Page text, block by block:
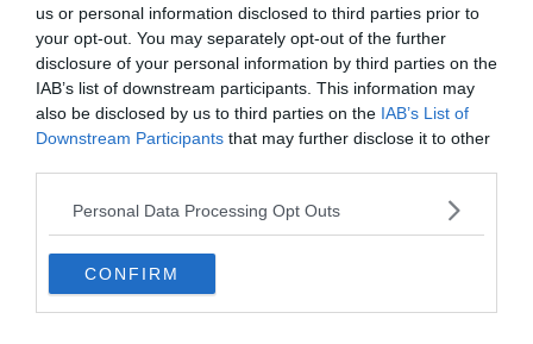
us or personal information disclosed to third parties prior to
your opt-out. You may separately opt-out of the further
disclosure of your personal information by third parties on the
IAB’s list of downstream participants. This information may
also be disclosed by us to third parties on the IAB’s List of
Downstream Participants that may further disclose it to other
Personal Data Processing Opt Outs
CONFIRM
pour vous rendre au port de Lavrio depuis Athènes.
Tarifs pour se déplacer d’Athènes à Kéa
Goutos Lines :
Enfant :6,20€
Voitures :de 31€ à 40,50€